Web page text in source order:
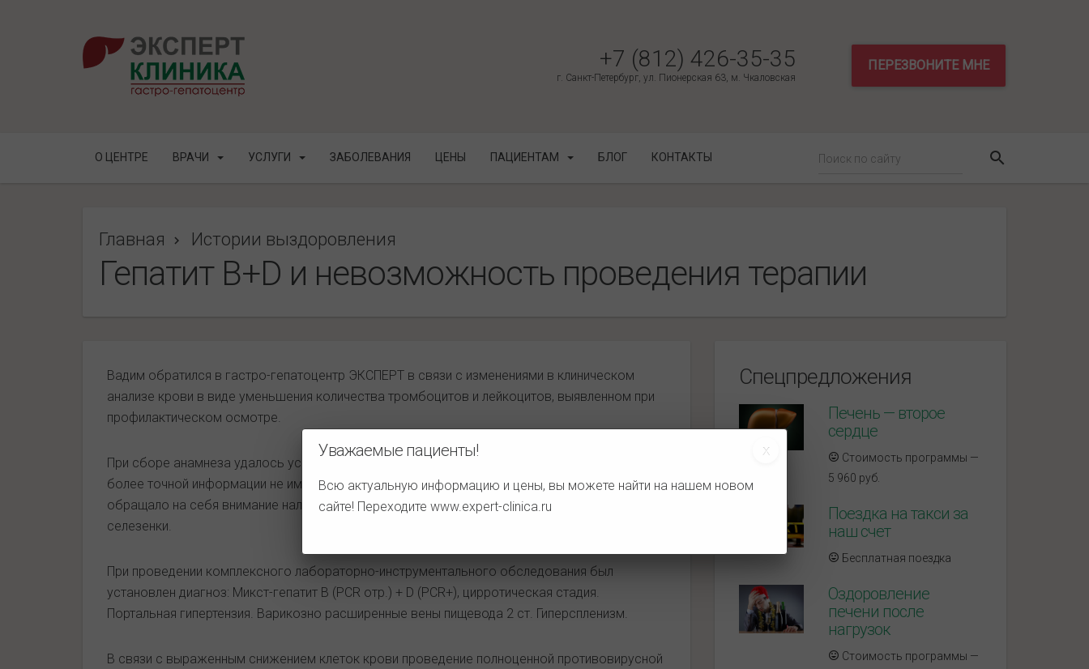
Уважаемые пациенты!
Всю актуальную информацию и цены, вы можете найти на нашем новом
сайте! Переходите www.expert-clinica.ru
+7 (812) 426-35-35
г. Санкт-Петербург, ул. Пионерская 63, м. Чкаловская
ПЕРЕЗВОНИТЕ МНЕ
О ЦЕНТРЕ ВРАЧИ УСЛУГИ ЗАБОЛЕВАНИЯ ЦЕНЫ ПАЦИЕНТАМ БЛОГ КОНТАКТЫ
Главная Истории выздоровления
Гепатит B+D и невозможность проведения терапии
Вадим обратился в гастро-гепатоцентр ЭКСПЕРТ в связи с изменениями в клиническом
анализе крови в виде уменьшения количества тромбоцитов и лейкоцитов, выявленном при
профилактическом осмотре.
При сборе анамнеза удалось установить, что в детстве болел «каким-то гепатитом», но
более точной информации не имеет. Вредных привычек не имеет. При объективном осмотре
обращало на себя внимание наличие сосудистых звездочек на теле, увеличение печени и
селезенки.
При проведении комплексного лабораторно-инструментального обследования был
установлен диагноз: Микст-гепатит В (PCR отр.) + D (PCR+), цирротическая стадия.
Портальная гипертензия. Варикозно расширенные вены пищевода 2 ст. Гиперспленизм.
В связи с выраженным снижением клеток крови проведение полноценной противовирусной
Спецпредложения
Печень — второе
сердце
Стоимость программы —
5 960 руб.
Поездка на такси за
наш счет
Бесплатная поездка
Оздоровление
печени после
нагрузок
Стоимость программы —